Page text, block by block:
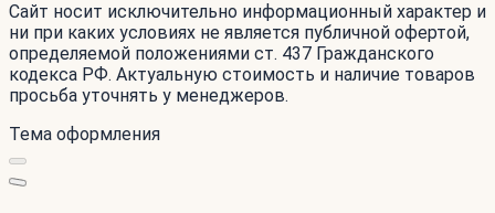
Сайт носит исключительно информационный характер и
ни при каких условиях не является публичной офертой,
определяемой положениями ст. 437 Гражданского
кодекса РФ. Актуальную стоимость и наличие товаров
просьба уточнять у менеджеров.
Тема оформления